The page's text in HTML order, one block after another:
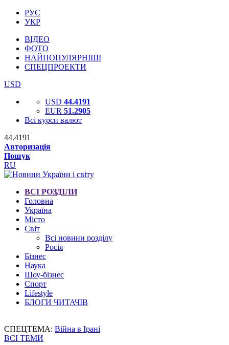
РУС
УКР
ВІДЕО
ФОТО
НАЙПОПУЛЯРНІШІ
СПЕЦПРОЕКТИ
USD
USD 44.4191
EUR 51.2905
Всі курси валют
44.4191
Авторизація
Пошук
RU
ВСІ РОЗДІЛИ
Головна
Україна
Місто
Світ
Всі новини розділу
Росія
Бізнес
Наука
Шоу-бізнес
Спорт
Lifestyle
БЛОГИ ЧИТАЧІВ
СПЕЦТЕМА: Війна в Ірані
ВСІ ТЕМИ